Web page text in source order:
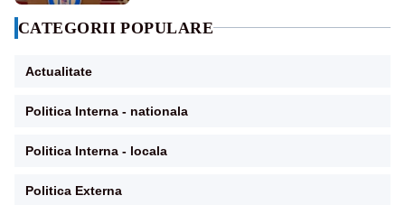
CATEGORII POPULARE
Actualitate
Politica Interna - nationala
Politica Interna - locala
Politica Externa